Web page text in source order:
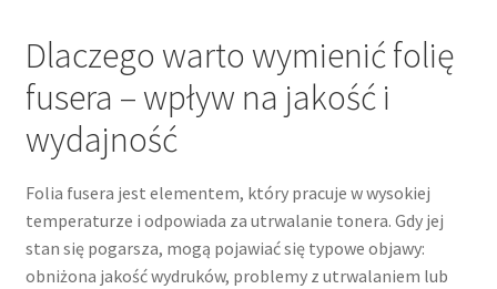
Dlaczego warto wymienić folię
fusera – wpływ na jakość i
wydajność
Folia fusera jest elementem, który pracuje w wysokiej
temperaturze i odpowiada za utrwalanie tonera. Gdy jej
stan się pogarsza, mogą pojawiać się typowe objawy:
obniżona jakość wydruków, problemy z utrwalaniem lub